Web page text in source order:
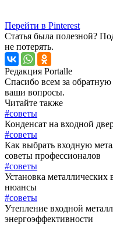
Перейти в Pinterest
Статья была полезной?
не потерять.
Редакция Portalle
Спасибо всем за обратную
ваши вопросы.
Читайте также
#советы
Конденсат на входной
#советы
Как выбрать входную
советы профессионалов
#советы
Установка
нюансы
#советы
Утепление входной
энергоэффективности